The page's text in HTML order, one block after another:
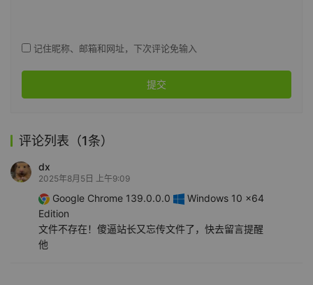
记住昵称、邮箱和网址，下次评论免输入
提交
评论列表（1条）
dx
2025年8月5日 上午9:09
Google Chrome 139.0.0.0
Windows 10 x64
Edition
文件不存在！傻逼站长又忘传文件了，快去留言提醒
他